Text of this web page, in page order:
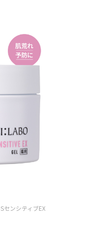
ンシティブEX